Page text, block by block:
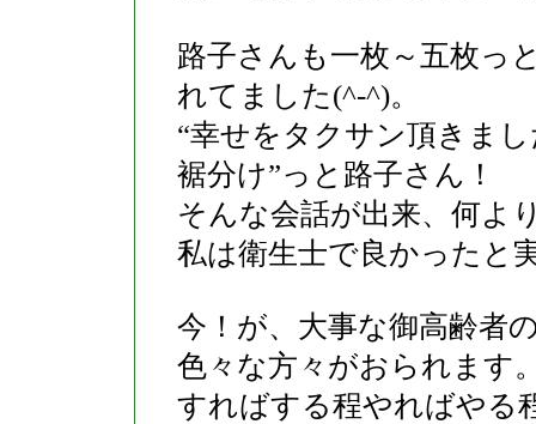
路子さんも一枚～五枚っ
れてました(^-^)。
“幸せをタクサン頂きま
裾分け”っと路子さん！
そんな会話が出来、何よ
私は衛生士で良かったと
今！が、大事な御高齢者
色々な方々がおられます
すればする程やればやる